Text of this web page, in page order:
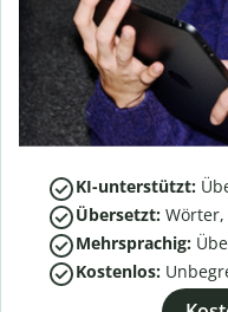
KI-unterstützt:
Übersetzt: Wörter,
Mehrsprachig:
Kostenlos: